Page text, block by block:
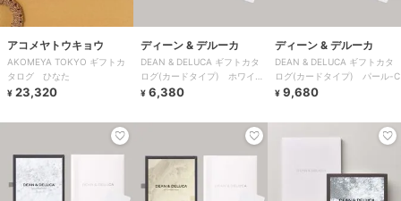
アコメヤトウキョウ
AKOMEYA TOKYO ギフトカ
タログ ひなた
¥ 23,320
ディーン & デルーカ
DEAN & DELUCA ギフトカタ
ログ(カードタイプ) ホワイ
ト-C
¥ 6,380
ディーン & デルーカ
DEAN & DELUCA ギフトカタ
ログ(カードタイプ) パール-C
¥ 9,680